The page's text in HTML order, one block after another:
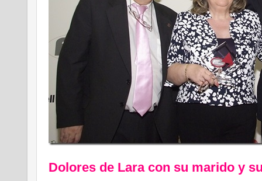
Dolores de Lara con su marido y